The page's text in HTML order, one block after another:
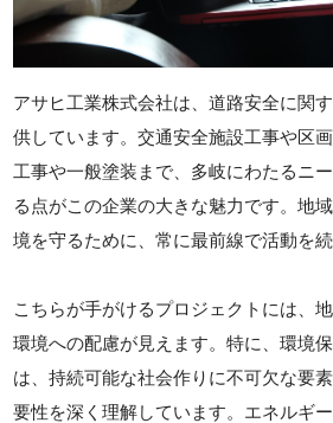
アサヒ工業株式会社は、道路安全に関
供しています。交通安全施設工事や区
工事や一般塗装まで、多岐にわたるニ
る点がこの企業の大きな魅力です。地
境を守るために、常に最前線で活動を続
こちらが手がけるプロジェクトには、
環境への配慮が見えます。特に、環境
は、持続可能な社会作りに不可欠な要
要性を深く理解しています。エネルギ